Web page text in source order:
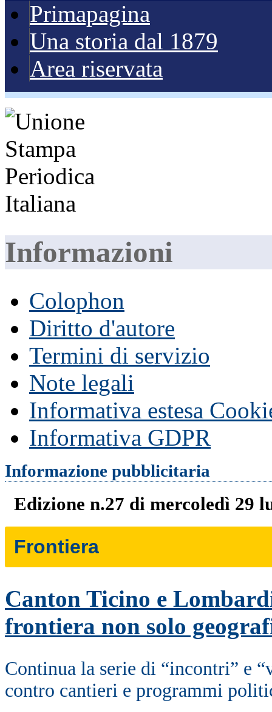
Primapagina
Una storia dal 1879
Area riservata
Informazioni
Colophon
Diritto d'autore
Termini di servizio
Note legali
Informativa estesa
Informativa GDPR
Informazione pubblicitaria
Edizione n.27 di mercoledì 29
Frontiera
Canton Ticino e
frontiera non solo
Continua la serie di “incontri” e
contro cantieri e programmi